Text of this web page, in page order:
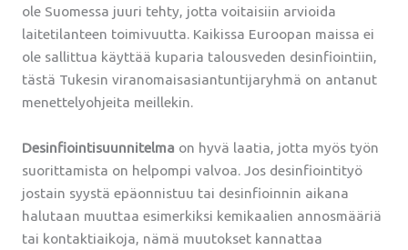
ole Suomessa juuri tehty, jotta voitaisiin arvioida
laitetilanteen toimivuutta. Kaikissa Euroopan maissa ei
ole sallittua käyttää kuparia talousveden desinfiointiin,
tästä Tukesin viranomaisasiantuntijaryhmä on antanut
menettelyohjeita meillekin.
Desinfiointisuunnitelma on hyvä laatia, jotta myös työn
suorittamista on helpompi valvoa. Jos desinfiointityö
jostain syystä epäonnistuu tai desinfioinnin aikana
halutaan muuttaa esimerkiksi kemikaalien annosmääriä
tai kontaktiaikoja, nämä muutokset kannattaa